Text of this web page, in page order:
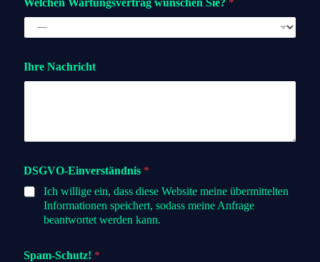
Ihre Nachricht
DSGVO-Einverständnis *
Ich willige ein, dass diese Website meine übermittelten
Informationen speichert, sodass meine Anfrage
beantwortet werden kann.
Spam-Schutz! *